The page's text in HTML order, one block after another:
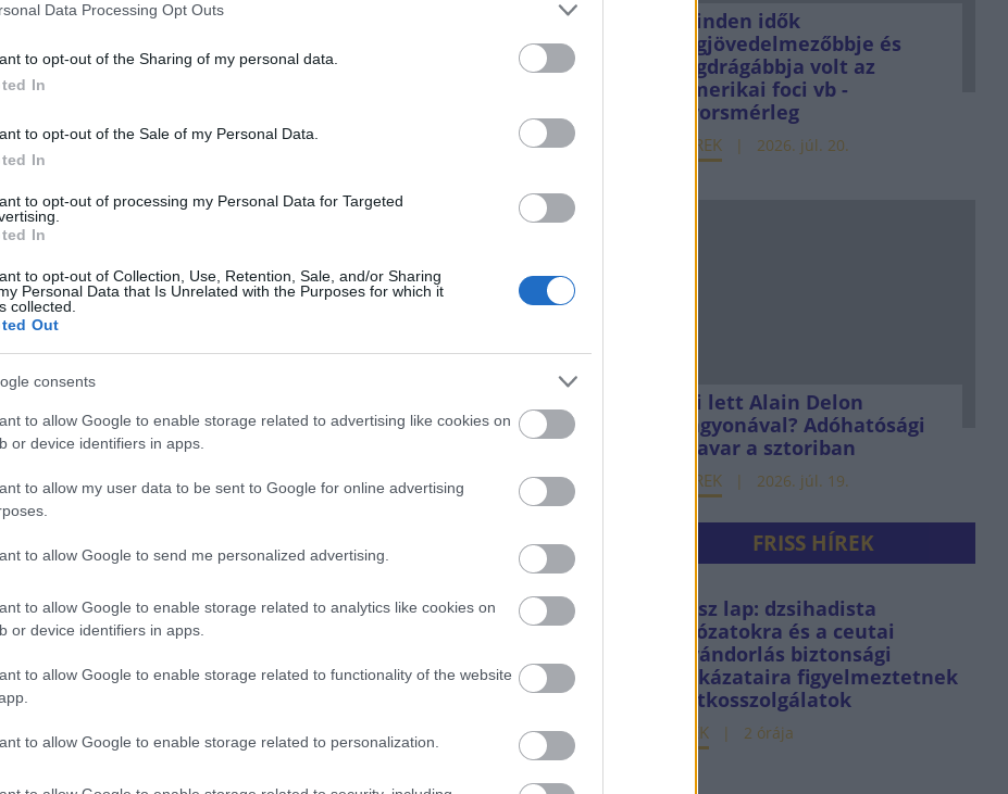
Data Processing Opt Outs
to opt-out of the Sharing of my personal data.
In
to opt-out of the Sale of my Personal Data.
In
to opt-out of processing my Personal Data for Targeted
In
to opt-out of Collection, Use, Retention, Sale, and/or Sharing
Personal Data that Is Unrelated with the Purposes for which it
collected.
Out
consents
to allow Google to enable storage related to advertising like cookies on
or device identifiers in apps.
to allow my user data to be sent to Google for online advertising
to allow Google to send me personalized advertising.
to allow Google to enable storage related to analytics like cookies on
or device identifiers in apps.
to allow Google to enable storage related to functionality of the website
to allow Google to enable storage related to personalization.
Minden idők
legjövedelmezőbbje és
legdrágábbja volt az
amerikai foci vb -
gyorsmérleg
HÍREK 2026. júl. 20.
Mi lett Alain Delon
vagyonával? Adóhatósági
csavar a sztoriban
HÍREK 2026. júl. 19.
FRISS HÍREK
Olasz lap: dzsihadista
hálózatokra és a ceutai
bevándorlás biztonsági
kockázataira figyelmeztetnek
a titkosszolgálatok
HÍREK 2 órája